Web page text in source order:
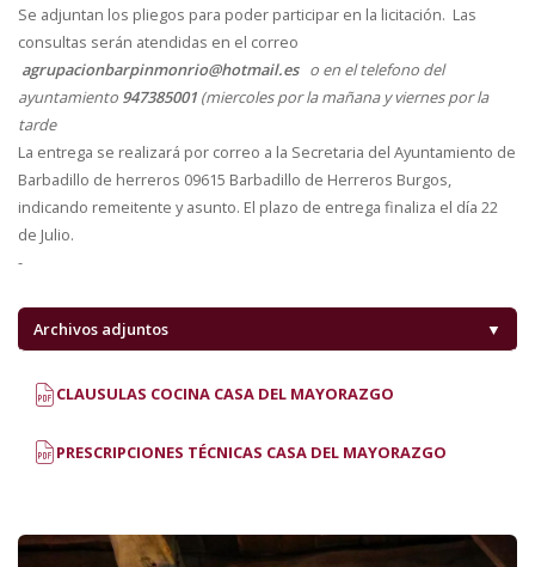
Se adjuntan los pliegos para poder participar en la licitación. Las
consultas serán atendidas en el correo
agrupacionbarpinmonrio@hotmail.es o en el telefono del
ayuntamiento 947385001 (miercoles por la mañana y viernes por la
tarde
La entrega se realizará por correo a la Secretaria del Ayuntamiento de
Barbadillo de herreros 09615 Barbadillo de Herreros Burgos,
indicando remeitente y asunto. El plazo de entrega finaliza el día 22
de Julio.
-
Archivos adjuntos ▼
CLAUSULAS COCINA CASA DEL MAYORAZGO
PRESCRIPCIONES TÉCNICAS CASA DEL MAYORAZGO